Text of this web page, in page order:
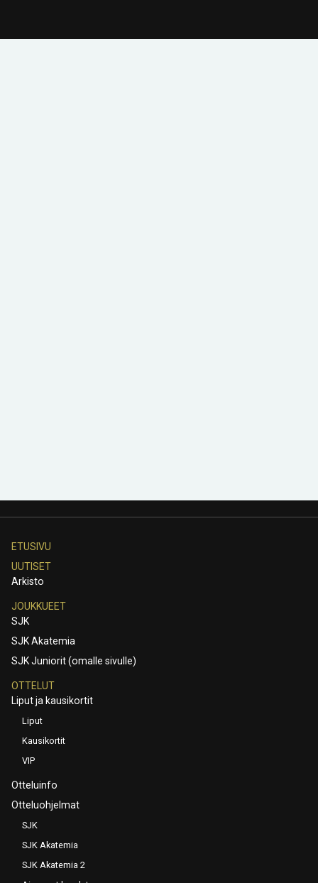
ETUSIVU
UUTISET
Arkisto
JOUKKUEET
SJK
SJK Akatemia
SJK Juniorit (omalle sivulle)
OTTELUT
Liput ja kausikortit
Liput
Kausikortit
VIP
Otteluinfo
Otteluohjelmat
SJK
SJK Akatemia
SJK Akatemia 2